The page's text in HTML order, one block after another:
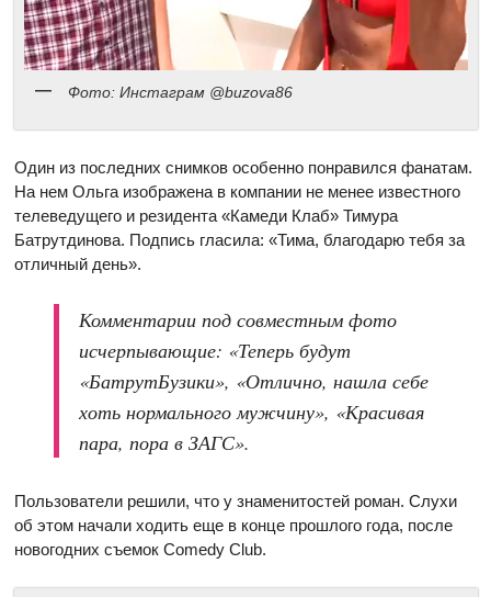
Фото: Инстаграм @buzova86
Один из последних снимков особенно понравился фанатам.
На нем Ольга изображена в компании не менее известного
телеведущего и резидента «Камеди Клаб» Тимура
Батрутдинова. Подпись гласила: «Тима, благодарю тебя за
отличный день».
Комментарии под совместным фото
исчерпывающие: «Теперь будут
«БатрутБузики», «Отлично, нашла себе
хоть нормального мужчину», «Красивая
пара, пора в ЗАГС».
Пользователи решили, что у знаменитостей роман. Слухи
об этом начали ходить еще в конце прошлого года, после
новогодних съемок Comedy Club.